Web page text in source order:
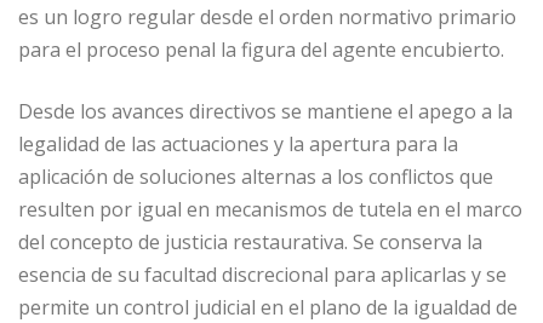
es un logro regular desde el orden normativo primario
para el proceso penal la figura del agente encubierto.
Desde los avances directivos se mantiene el apego a la
legalidad de las actuaciones y la apertura para la
aplicación de soluciones alternas a los conflictos que
resulten por igual en mecanismos de tutela en el marco
del concepto de justicia restaurativa. Se conserva la
esencia de su facultad discrecional para aplicarlas y se
permite un control judicial en el plano de la igualdad de